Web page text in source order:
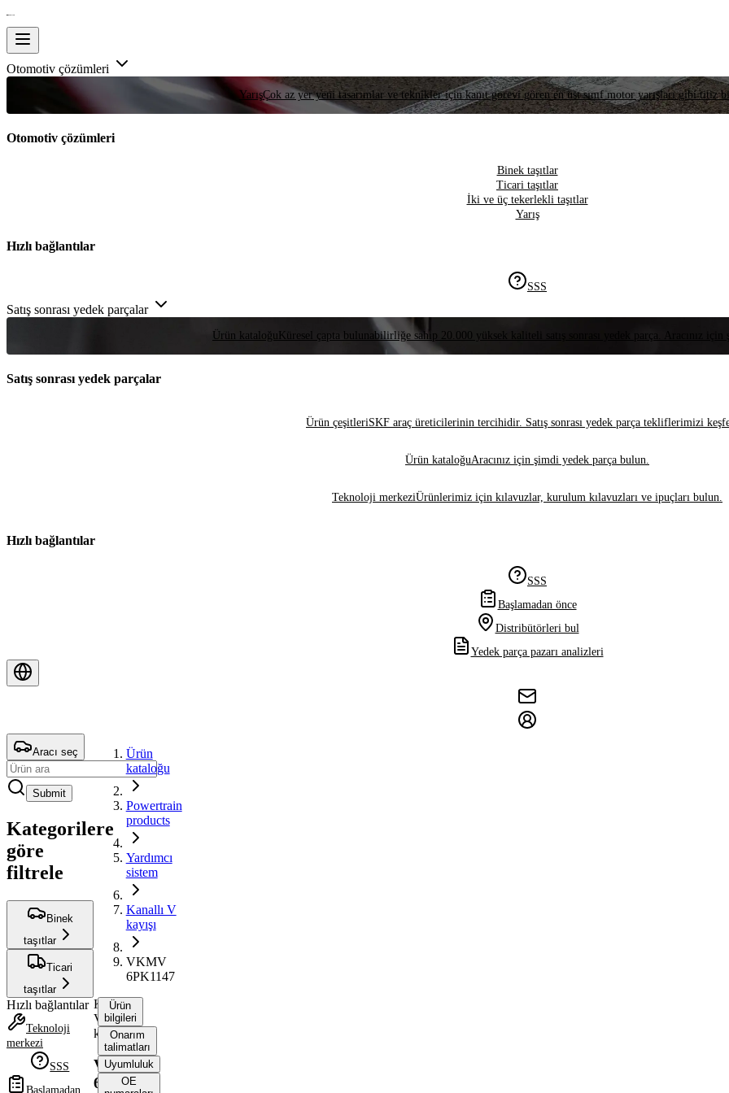
Otomotiv çözümleri
YarışÇok az yer yeni tasarımlar ve teknikler için kanıt görevi gören en üst sınıf motor yarışları gibi titiz
Otomotiv çözümleri
Binek taşıtlar
Ticari taşıtlar
İki ve üç tekerlekli taşıtlar
Yarış
Hızlı bağlantılar
SSS
Satış sonrası yedek parçalar
Ürün kataloğu Küresel çapta bulunabilirliğe sahip 20.000 yüksek kaliteli satış sonrası yedek parça. Aracınız
Satış sonrası yedek parçalar
Ürün çeşitleriSKF araç üreticilerinin tercihidir. Satış sonrası yedek parça tekliflerimizi
Ürün kataloğuAracınız için şimdi yedek parça bulun.
Teknoloji merkeziÜrünlerimiz için kılavuzlar, kurulum kılavuzları ve ipuçları bulun.
Hızlı bağlantılar
SSS
Başlamadan önce
Distribütörleri bul
Yedek parça pazarı analizleri
Aracı seç
Submit
Kategorilere
göre
filtrele
Binek
taşıtlar
Ticari
taşıtlar
Hızlı bağlantılar
Teknoloji
merkezi
SSS
Başlamadan
Ürün
kataloğu
Powertrain
products
Yardımcı
sistem
Kanallı V
kayışı
VKMV
6PK1147
Kanallı
V
kayışı
VKMV
6PK1147
Ürün
bilgileri
Onarım
talimatları
Uyumluluk
OE